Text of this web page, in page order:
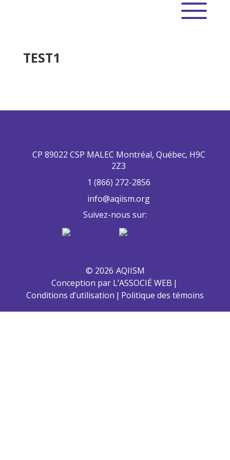
TEST1
CP 89022 CSP MALEC Montréal, Québec, H9C
2Z3
1 (866) 272-2856
info@aqiism.org
Suivez-nous sur:
© 2026 AQIISM
Conception par L’ASSOCIÉ WEB
Conditions d’utilisation
Politique des témoins